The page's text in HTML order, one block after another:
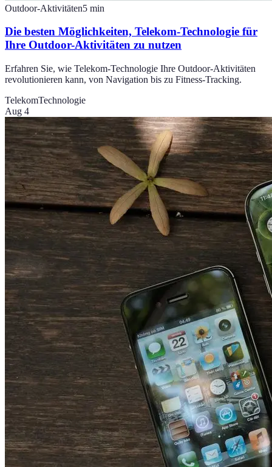
Outdoor-Aktivitäten5 min
Die besten Möglichkeiten, Telekom-Technologie für
Ihre Outdoor-Aktivitäten zu nutzen
Erfahren Sie, wie Telekom-Technologie Ihre Outdoor-Aktivitäten
revolutionieren kann, von Navigation bis zu Fitness-Tracking.
TelekomTechnologie
Aug 4